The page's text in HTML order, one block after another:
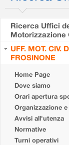
Ricerca Uffici
Motorizzazione
UFF. MOT. CIV.
FROSINONE
Home Page
Dove siamo
Orari apertura
Organizzazione
Avvisi all'utenza
Normative
Turni operativi